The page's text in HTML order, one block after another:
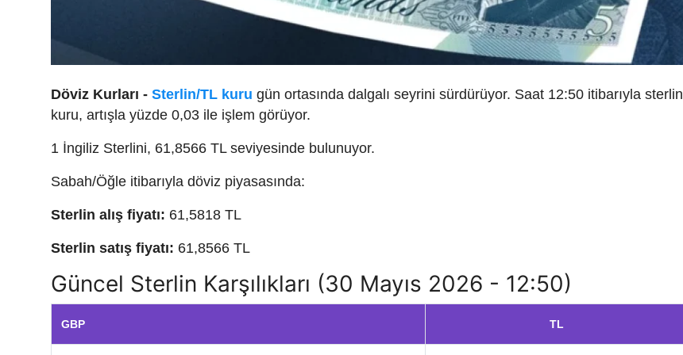
Döviz Kurları - Sterlin/TL kuru gün ortasında dalgalı seyrini sürdürüyor. Saat 12:50 itibarıyla sterlin
kuru, artışla yüzde 0,03 ile işlem görüyor.
1 İngiliz Sterlini, 61,8566 TL seviyesinde bulunuyor.
Sabah/Öğle itibarıyla döviz piyasasında:
Sterlin alış fiyatı: 61,5818 TL
Sterlin satış fiyatı: 61,8566 TL
Güncel Sterlin Karşılıkları (30 Mayıs 2026 - 12:50)
GBP TL